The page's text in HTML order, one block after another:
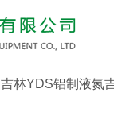
吉林YDS铝制液氮